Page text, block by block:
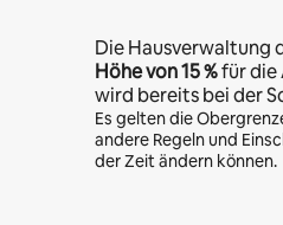
Die Hausverwaltung
Höhe von15 %für die
wird bereits bei der
Es gelten die
andere Regeln und
der Zeit ändern können.